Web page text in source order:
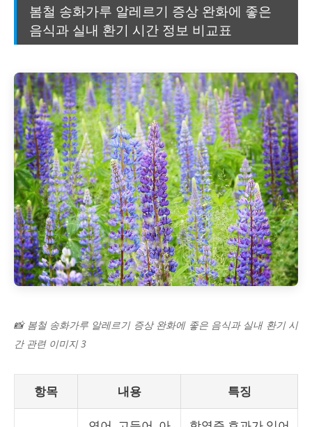
봄철 송화가루 알레르기 증상 완화에 좋은
음식과 실내 환기 시간 정보 비교표
📸 봄철 송화가루 알레르기 증상 완화에 좋은 음식과 실내 환기 시
간 관련 이미지 3
항목 내용 특징